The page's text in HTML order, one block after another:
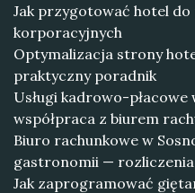
Jak przygotować hotel
korporacyjnych
Optymalizacja strony
praktyczny poradnik
Usługi kadrowo-
współpraca z biurem
Biuro rachunkowe w
gastronomii — rozliczenia
Jak zaprogramować